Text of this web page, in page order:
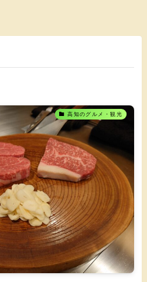
高知のグルメ・観光